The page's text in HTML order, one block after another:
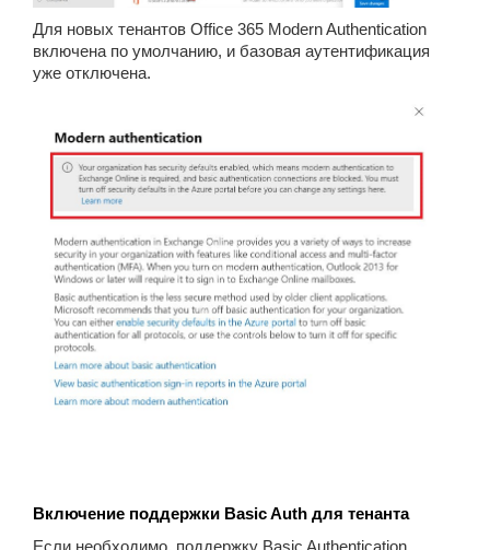
Для новых тенантов Office 365 Modern Authentication
включена по умолчанию, и базовая аутентификация
уже отключена.
Включение поддержки Basic Auth для тенанта
Если необходимо, поддержку Basic Authentication